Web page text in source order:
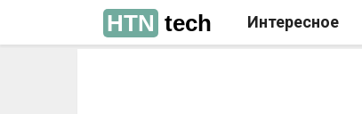
HTN tech Интересное